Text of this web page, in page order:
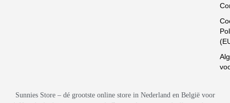
Sunnies Store – dé grootste online store in Nederland en België voor